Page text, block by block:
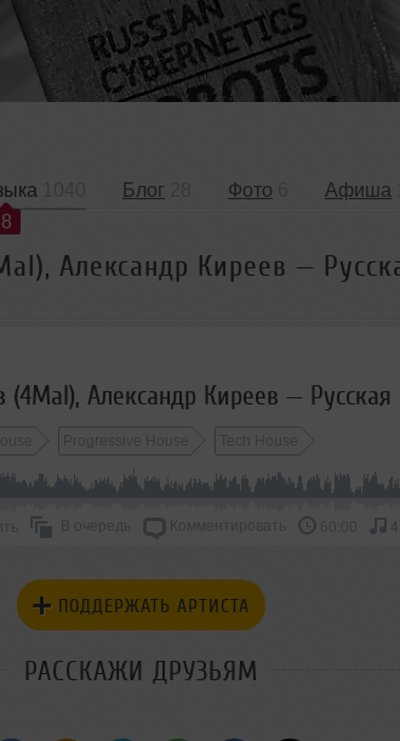
8
Блог Фото Афиша
Александр Киреев —
Progressive House Tech House
В очередь Комментировать 60:00
ПОДДЕРЖАТЬ АРТИСТА
РАССКАЖИ ДРУЗЬЯМ